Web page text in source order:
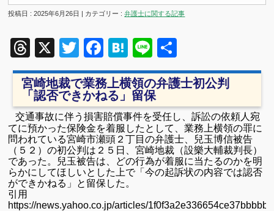
投稿日 : 2025年6月26日 | カテゴリー :弁護士に関する記事
Threads
X TwitterFacebook
Hatena
Line
有
宮崎地裁で業務上横領の弁護士初公判
「認否できかねる」留保
交通事故に伴う損害賠償事件を受任し、訴訟の依頼人宛
てに預かった保険金を着服したとして、業務上横領の罪に
問われている宮崎市瀬頭２丁目の弁護士、兒玉博信被告
（５２）の初公判は２５日、宮崎地裁（設樂大輔裁判長）
であった。兒玉被告は、どの行為が着服に当たるのかを明
らかにしてほしいとした上で「今の起訴状の内容では認否
ができかねる」と留保した。
引用
https://news.yahoo.co.jp/articles/